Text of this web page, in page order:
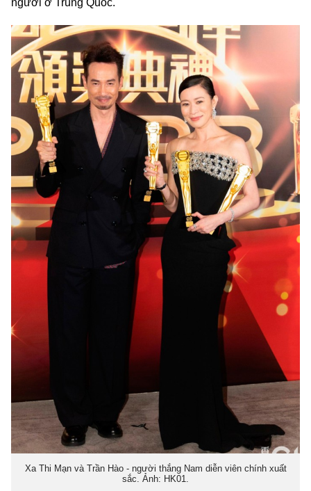
người ở Trung Quốc.
Xa Thi Mạn và Trần Hào - người thắng Nam diễn viên chính xuất
sắc. Ảnh: HK01.